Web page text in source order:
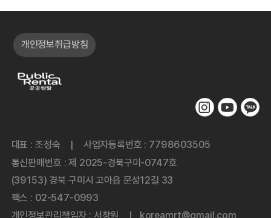
개인정보취급방침
대표 : 조정숙
사업자등록번호 : 7798603505
통신판매번호 : 제 2025-경북구미-0747호
(39153) 경북 구미시 고아읍 문성12길 33
팩스 : 02-547-0993
개인정보관리책임자 : 서창원
koreamrt@gmail.com